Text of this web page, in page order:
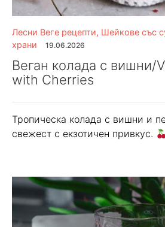
Лесни Веге рецепти, Шейкове със
храни
19.06.2026
Веган колада с вишни/
with Cherries
Тропическа колада с вишни и
свежест с екзотичен привкус.